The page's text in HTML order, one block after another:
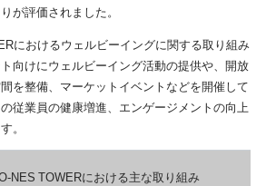
が評価されました。
におけるウェルビーイングに関する取り組み
向けにウェルビーイング活動の提供や、開放
を整備、マーケットイベントなどを開催して
従業員の健康増進、エンゲージメントの向上
。
NES TOWERにおける主な取り組み